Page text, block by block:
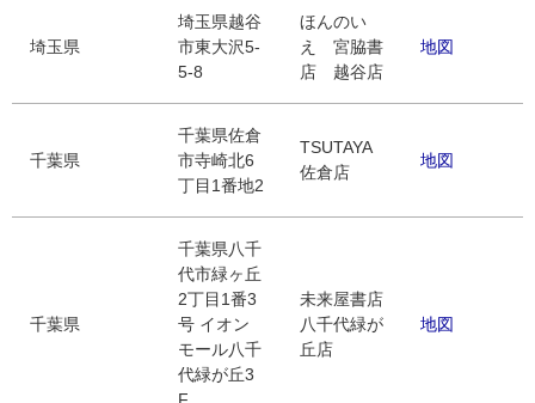
埼玉県
埼玉県越谷
市東大沢5-
5-8
ほんのい
え 宮脇書
店 越谷店
地図
千葉県
千葉県佐倉
市寺崎北6
丁目1番地2
TSUTAYA
佐倉店
地図
千葉県
千葉県八千
代市緑ヶ丘
2丁目1番3
号 イオン
モール八千
代緑が丘3
未来屋書店
八千代緑が
丘店
地図